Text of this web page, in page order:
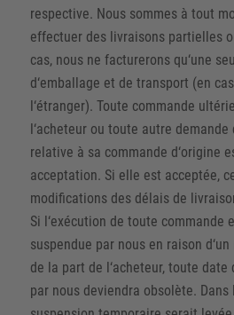
respective. Nous sommes à tout
effectuer des livraisons partielles
cas, nous ne facturerons qu‘une
d‘emballage et de transport (en
l‘étranger). Toute commande
l‘acheteur ou toute autre
relative à sa commande d‘origine
acceptation. Si elle est acceptée,
modifications des délais de
Si l‘exécution de toute commande
suspendue par nous en raison
de la part de l‘acheteur, toute
par nous deviendra obsolète.